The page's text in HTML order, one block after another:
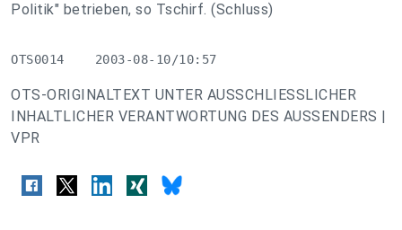
Politik" betrieben, so Tschirf. (Schluss)
OTS0014    2003-08-10/10:57
OTS-ORIGINALTEXT UNTER AUSSCHLIESSLICHER
INHALTLICHER VERANTWORTUNG DES AUSSENDERS |
VPR